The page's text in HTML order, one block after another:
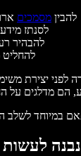
להבין מסמכים
לסנתז
להבהיר
לפני יצירת